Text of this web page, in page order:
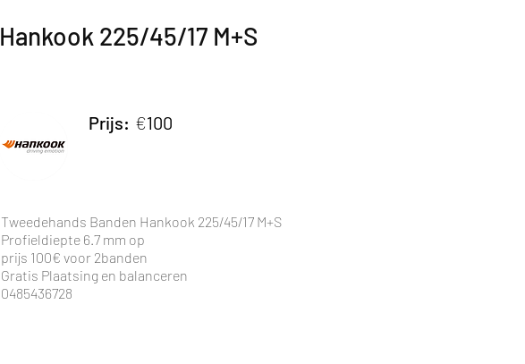
Hankook 225/45/17 M+S
Prijs: €100
Tweedehands Banden Hankook 225/45/17 M+S
Profieldiepte 6.7 mm op
prijs 100€ voor 2banden
Gratis Plaatsing en balanceren
0485436728